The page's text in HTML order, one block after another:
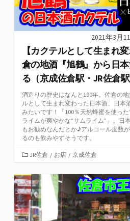
2021年3月
【カクテルとして生まれ
倉の地酒『旭鶴』から日
る（京成佐倉駅・JR佐倉
酒造りの歴史はなんと190年。佐倉の
ルとして生まれ変わった日本酒、日本
みたいです！「100％天然蜂蜜を使っ
ライムが爽やかな”サムライム”」。日
もお勧めなんだとか♪アルコール度数
るのも飲みやすそうです。
カ
ゴ
リ
ー
JR佐倉 / お店 / 京成佐倉